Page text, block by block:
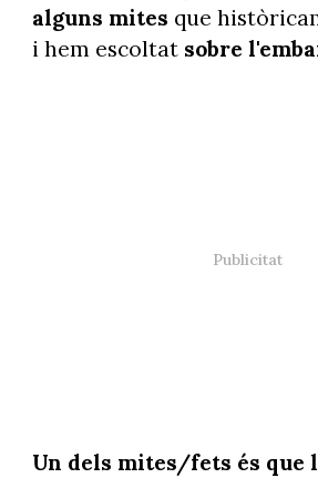
alguns mites que
i hem escoltat sobre
Un dels mites/fets és que